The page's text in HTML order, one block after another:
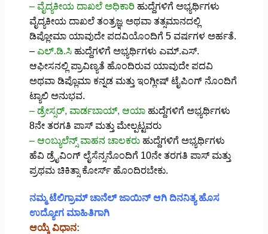
– ವೈದ್ಯಕೀಯ ದಾಖಲೆ ಅಧಿಕಾರಿಹುದ್ದೆಗಳಿಗೆ ಅಭ್ಯರ್ಥಿಗಳು
ವೈದ್ಯಕೀಯ ದಾಖಲೆ ತಂತ್ರಜ್ಞ ಅಥವಾ ತತ್ಸಮಾನದಲ್ಲಿ
ಡಿಪ್ಲೋಮಾ ಯಾವುದೇ ಪದವಿಯೊಂದಿಗೆ 5 ವರ್ಷಗಳ ಅರ್ಹತೆ.
– ಎಲ್.ಡಿ.ಸಿಹುದ್ದೆಗಳಿಗೆ ಅಭ್ಯರ್ಥಿಗಳು ಎಮ್.ಎಸ್.
ಆಫೀಸನಲ್ಲಿ ಪ್ರಾವಿಣ್ಯತೆ ಹೊಂದಿರುವ ಯಾವುದೇ ಪದವಿ
ಅಥವಾ ಡಿಪ್ಲೊಮಾ ಕನ್ನಡ ಮತ್ತು ಇಂಗ್ಲೀಷ್ ಟೈಪಿಂಗ್ ನೊಂದಿಗೆ
ಟ್ಯಾಲಿ ಅನುಭವ.
– ಡ್ರೇಸ್ಸರ್, ವಾರ್ಡಬಾಯ್, ಆಯಾಹುದ್ದೆಗಳಿಗೆ ಅಭ್ಯರ್ಥಿಗಳು
8ನೇ ತರಗತಿ ಪಾಸ್ ಮತ್ತು ಮೇಲ್ಪಟ್ಟವರು
– ಆಂಬ್ಯುಲೆನ್ಸ್ ವಾಹನ ಚಾಲಕರುಹುದ್ದೆಗಳಿಗೆ ಅಭ್ಯರ್ಥಿಗಳು
ಹೆವಿ ಡ್ರೈವಿಂಗ್ ಲೈಸೆನ್ಸನೊಂದಿಗೆ 10ನೇ ತರಗತಿ ಪಾಸ್ ಮತ್ತು
ಪ್ರಥಮ ಚಿಕಿತ್ಸಾ ಕೋರ್ಸ್ ಹೊಂದಿರಬೇಕು.
ನಮ್ಮ ಟೆಲಿಗ್ರಾಮ್ ಚಾನೆಲ್ ಜಾಯಿನ್ ಆಗಿ ದಿನನಿತ್ಯ ಹೊಸ
ಉದ್ಯೋಗ ಮಾಹಿತಿಗಾಗಿ
ಆಯ್ಕೆ ವಿಧಾನ: